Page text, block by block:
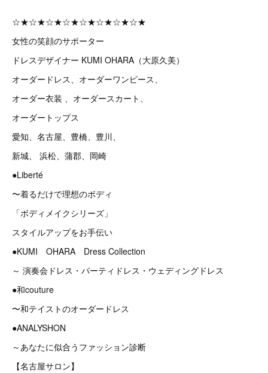
☆★☆★☆★☆★☆★☆★☆★☆★
女性の笑顔のサポーター
ドレスデザイナー KUMI OHARA（大原久美）
オーダードレス、オーダーワンピース、
オーダー衣装 、オーダースカート、
オーダートップス
愛知、名古屋、豊橋、豊川、
新城、 浜松、蒲郡、岡崎
●Liberté
〜着るだけで理想のボディ
「ボディメイクシリーズ」
スタイルアップをお手伝い
●KUMI OHARA Dress Collection
～ 演奏会ドレス・パーティドレス・ウェディングドレス
●和couture
〜和テイストのオーダードレス
●ANALYSHON
～あなたに似合うファッション診断
【名古屋サロン】